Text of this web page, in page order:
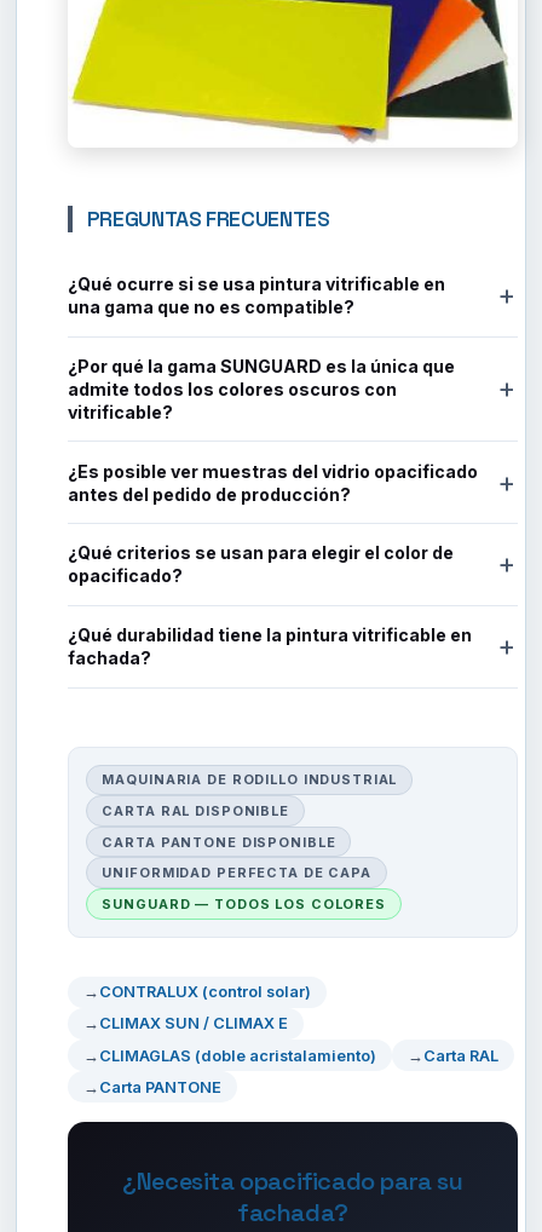
PREGUNTAS FRECUENTES
¿Qué ocurre si se usa pintura vitrificable en
una gama que no es compatible?
+
¿Por qué la gama SUNGUARD es la única que
admite todos los colores oscuros con
vitrificable?
+
¿Es posible ver muestras del vidrio opacificado
antes del pedido de producción?
+
¿Qué criterios se usan para elegir el color de
opacificado?
+
¿Qué durabilidad tiene la pintura vitrificable en
fachada?
+
MAQUINARIA DE RODILLO INDUSTRIAL
CARTA RAL DISPONIBLE
CARTA PANTONE DISPONIBLE
UNIFORMIDAD PERFECTA DE CAPA
SUNGUARD — TODOS LOS COLORES
CONTRALUX (control solar)
CLIMAX SUN / CLIMAX E
CLIMAGLAS (doble acristalamiento)
Carta RAL
Carta PANTONE
¿Necesita opacificado para su
fachada?